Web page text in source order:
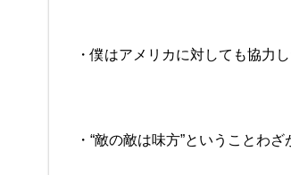
・僕はアメリカに対しても協力
・“敵の敵は味方”ということわざ